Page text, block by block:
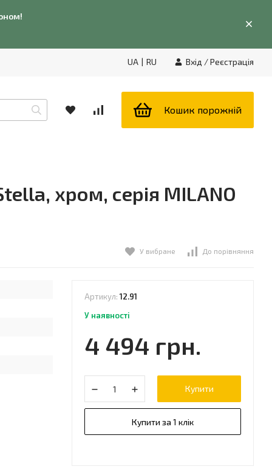
UA | RU Вхід /Реєстрація
Кошик порожній
хром, серія MILANO
У вибране До порівняння
Артикул:12.91
У наявності
4 494 грн.
Купити
Купити за 1 клік